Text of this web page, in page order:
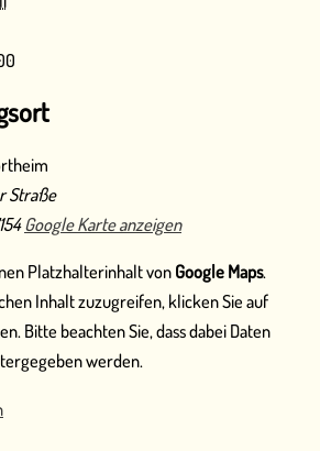
Straße
Google Karte anzeigen
Platzhalterinhalt vonGoogle Maps.
Inhalt zuzugreifen, klicken Sie auf
Bitte beachten Sie, dass dabei Daten
werden.